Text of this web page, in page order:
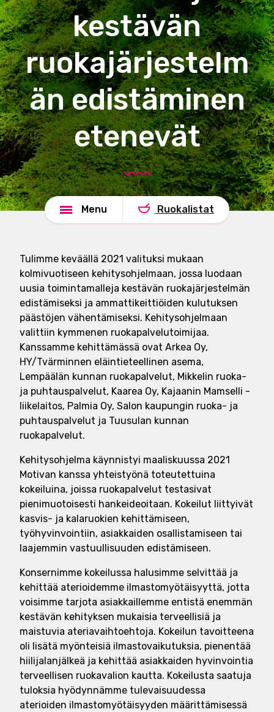
e
l
u
t
O
y
u
n
d
s
h
a
d
e
kestävän
ruokajärjestelm
än edistäminen
etenevät
Menu Ruokalistat
Tulimme keväällä 2021 valituksi mukaan
kolmivuotiseen kehitysohjelmaan, jossa luodaan
uusia toimintamalleja kestävän ruokajärjestelmän
edistämiseksi ja ammattikeittiöiden kulutuksen
päästöjen vähentämiseksi. Kehitysohjelmaan
valittiin kymmenen ruokapalvelutoimijaa.
Kanssamme kehittämässä ovat Arkea Oy,
HY/Tvärminnen eläintieteellinen asema,
Lempäälän kunnan ruokapalvelut, Mikkelin ruoka-
ja puhtauspalvelut, Kaarea Oy, Kajaanin Mamselli -
liikelaitos, Palmia Oy, Salon kaupungin ruoka- ja
puhtauspalvelut ja Tuusulan kunnan
ruokapalvelut.
Kehitysohjelma käynnistyi maaliskuussa 2021
Motivan kanssa yhteistyönä toteutettuina
kokeiluina, joissa ruokapalvelut testasivat
pienimuotoisesti hankeideoitaan. Kokeilut liittyivät
kasvis- ja kalaruokien kehittämiseen,
työhyvinvointiin, asiakkaiden osallistamiseen tai
laajemmin vastuullisuuden edistämiseen.
Konsernimme kokeilussa halusimme selvittää ja
kehittää aterioidemme ilmastomyötäisyyttä, jotta
voisimme tarjota asiakkaillemme entistä enemmän
kestävän kehityksen mukaisia terveellisiä ja
maistuvia ateriavaihtoehtoja. Kokeilun tavoitteena
oli lisätä myönteisiä ilmastovaikutuksia, pienentää
hiilijalanjälkeä ja kehittää asiakkaiden hyvinvointia
terveellisen ruokavalion kautta. Kokeilusta saatuja
tuloksia hyödynnämme tulevaisuudessa
aterioiden ilmastomyötäisyyden määrittämisessä